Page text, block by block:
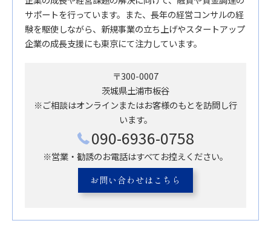
サポートを行っています。また、長年の経営コンサルの経
験を駆使しながら、新規事業の立ち上げやスタートアップ
企業の成長支援にも東京にて注力しています。
〒300-0007
茨城県土浦市板谷
※ご相談はオンラインまたはお客様のもとを訪問し行
います。
090-6936-0758
※営業・勧誘のお電話はすべてお控えください。
お問い合わせはこちら